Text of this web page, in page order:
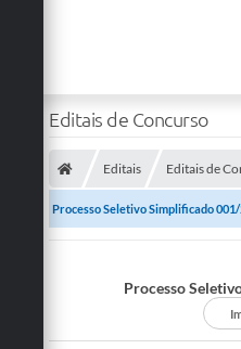
Editais de Concurso
Editais Editais de
Processo Seletivo Simplificado
Processo